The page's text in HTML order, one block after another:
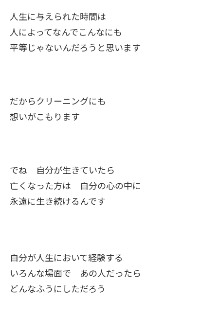
人生に与えられた時間は
人によってなんでこんなにも
平等じゃないんだろうと思います
だからクリーニングにも
想いがこもります
でね 自分が生きていたら
亡くなった方は 自分の心の中に
永遠に生き続けるんです
自分が人生において経験する
いろんな場面で あの人だったら
どんなふうにしただろう